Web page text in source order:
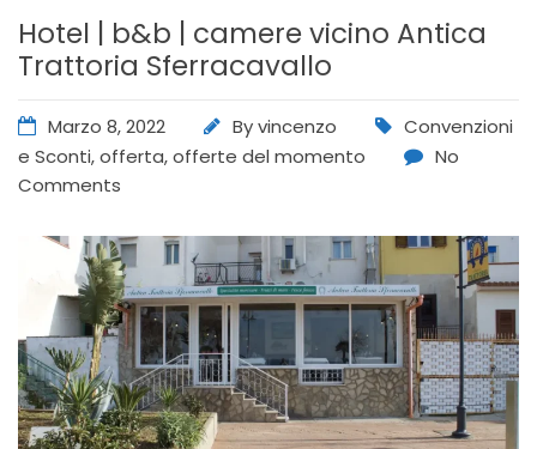
Hotel | b&b | camere vicino Antica
Trattoria Sferracavallo
Marzo 8, 2022 Byvincenzo
Convenzioni
e Sconti,offerta,offerte del momento
No
Comments